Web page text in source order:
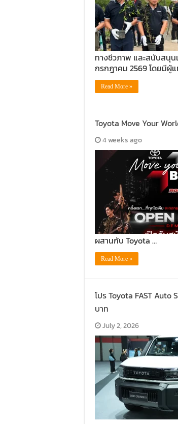
ทางชีวภาพ และสนับสนุน
กรกฎาคม 2569 โดยมีผู้
Read More »
Toyota Move Your
4 weeks ago
ผสานกับ Toyota …
Read More »
โปร Toyota FAST Auto
บาท
July 2, 2026